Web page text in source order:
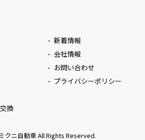
換
新着情報
会社情報
お問い合わせ
プライバシーポリシー
ミクニ自動車All Rights Reserved.